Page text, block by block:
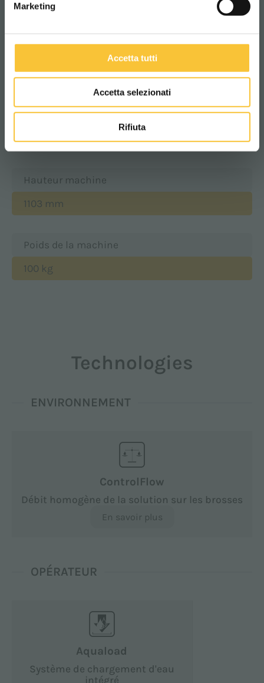
Marketing
Accetta tutti
Accetta selezionati
Rifiuta
120 mbar
1280 mm
Largeur machine
615 mm
Hauteur machine
1103 mm
Poids de la machine
100 kg
Technologies
ENVIRONNEMENT
ControlFlow
Débit homogène de la solution sur les brosses
En savoir plus
OPÉRATEUR
Aquaload
Système de chargement d'eau
intégré